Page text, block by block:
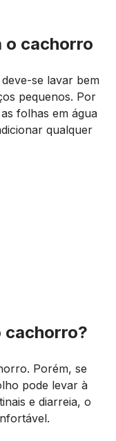
o cachorro
se lavar bem
pequenos. Por
folhas em água
qualquer
cachorro?
Porém, se
pode levar à
e diarreia, o